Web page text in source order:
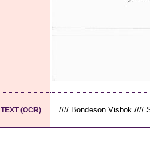
TEXT (OCR) //// Bondeson Visbok ////